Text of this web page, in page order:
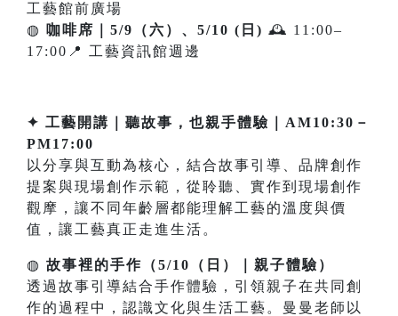
工藝館前廣場
◍
咖啡席｜5/9（六）、5/10 (日) 🕰 11:00–
17:00📍 工藝資訊館週邊
✦ 工藝開講｜聽故事，也親手體驗｜AM10:30－
PM17:00
以分享與互動為核心，結合故事引導、品牌創作
提案與現場創作示範，從聆聽、實作到現場創作
觀摩，讓不同年齡層都能理解工藝的溫度與價
值，讓工藝真正走進生活。
◍ 故事裡的手作（5/10（日）｜親子體驗）
透過故事引導結合手作體驗，引領親子在共同創
作的過程中，認識文化與生活工藝。曼曼老師以